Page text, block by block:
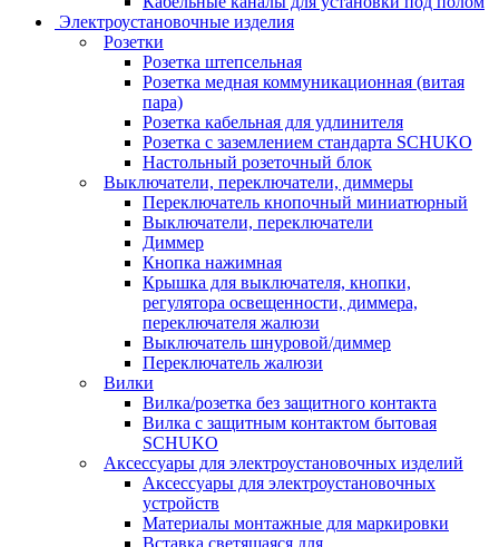
Электроустановочные изделия
Розетки
Розетка штепсельная
Розетка медная коммуникационная (витая
пара)
Розетка кабельная для удлинителя
Розетка с заземлением стандарта SCHUKO
Настольный розеточный блок
Выключатели, переключатели, диммеры
Переключатель кнопочный миниатюрный
Выключатели, переключатели
Диммер
Кнопка нажимная
Крышка для выключателя, кнопки,
регулятора освещенности, диммера,
переключателя жалюзи
Выключатель шнуровой/диммер
Переключатель жалюзи
Вилки
Вилка/розетка без защитного контакта
Вилка с защитным контактом бытовая
SCHUKO
Аксессуары для электроустановочных изделий
Аксессуары для электроустановочных
устройств
Материалы монтажные для маркировки
Вставка светящаяся для